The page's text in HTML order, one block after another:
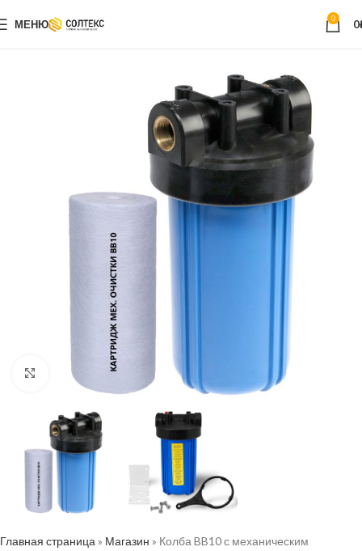
МЕНЮ 0 0
Нажмите, чтобы увеличить
Главная страница » Магазин » Колба BB10 с механическим